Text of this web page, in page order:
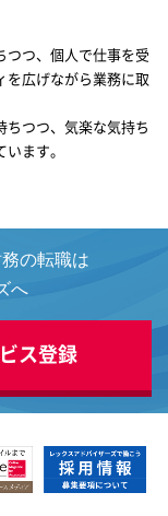
つつ、個人で仕事を受
を広げながら業務に取
つつ、気楽な気持ち
ます。
の転職は
へ
ス登録